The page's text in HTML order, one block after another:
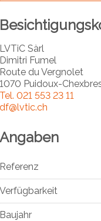
LVTiC Sàrl
Dimitri Fumel
Route du Vergnolet
1070 Puidoux-
Tel. 021 553 23 11
df@lvtic.ch
Angaben
Referenz
Verfügbarkeit
Baujahr